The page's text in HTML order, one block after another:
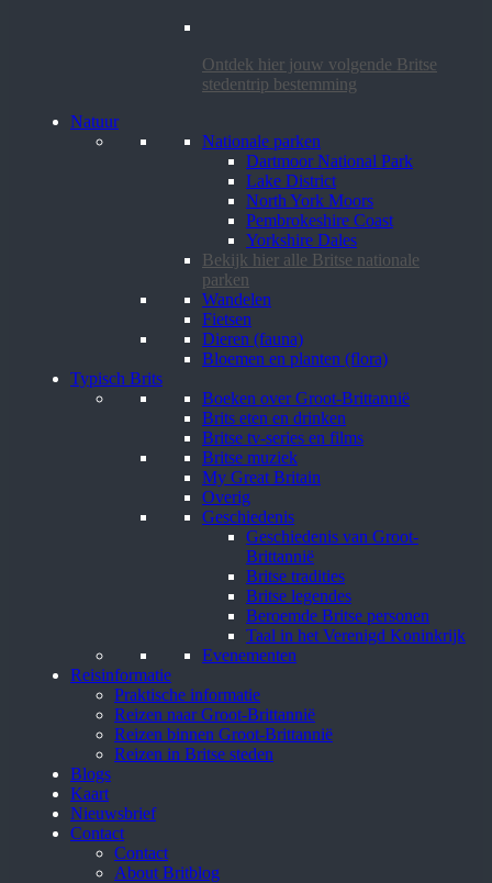
Ontdek hier jouw volgende Britse
stedentrip bestemming
Natuur
Nationale parken
Dartmoor National Park
Lake District
North York Moors
Pembrokeshire Coast
Yorkshire Dales
Bekijk hier alle Britse nationale
parken
Wandelen
Fietsen
Dieren (fauna)
Bloemen en planten (flora)
Typisch Brits
Boeken over Groot-Brittannië
Brits eten en drinken
Britse tv-series en films
Britse muziek
My Great Britain
Overig
Geschiedenis
Geschiedenis van Groot-
Brittannië
Britse tradities
Britse legendes
Beroemde Britse personen
Taal in het Verenigd Koninkrijk
Evenementen
Reisinformatie
Praktische informatie
Reizen naar Groot-Brittannië
Reizen binnen Groot-Brittannië
Reizen in Britse steden
Blogs
Kaart
Nieuwsbrief
Contact
Contact
About Britblog